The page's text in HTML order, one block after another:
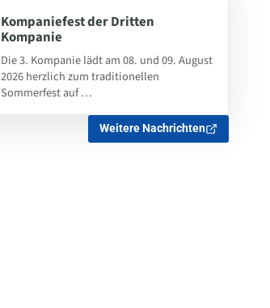
Kompaniefest der Dritten
Kompanie
Die 3. Kompanie lädt am 08. und 09. August
2026 herzlich zum traditionellen
Sommerfest auf …
Weitere Nachrichten